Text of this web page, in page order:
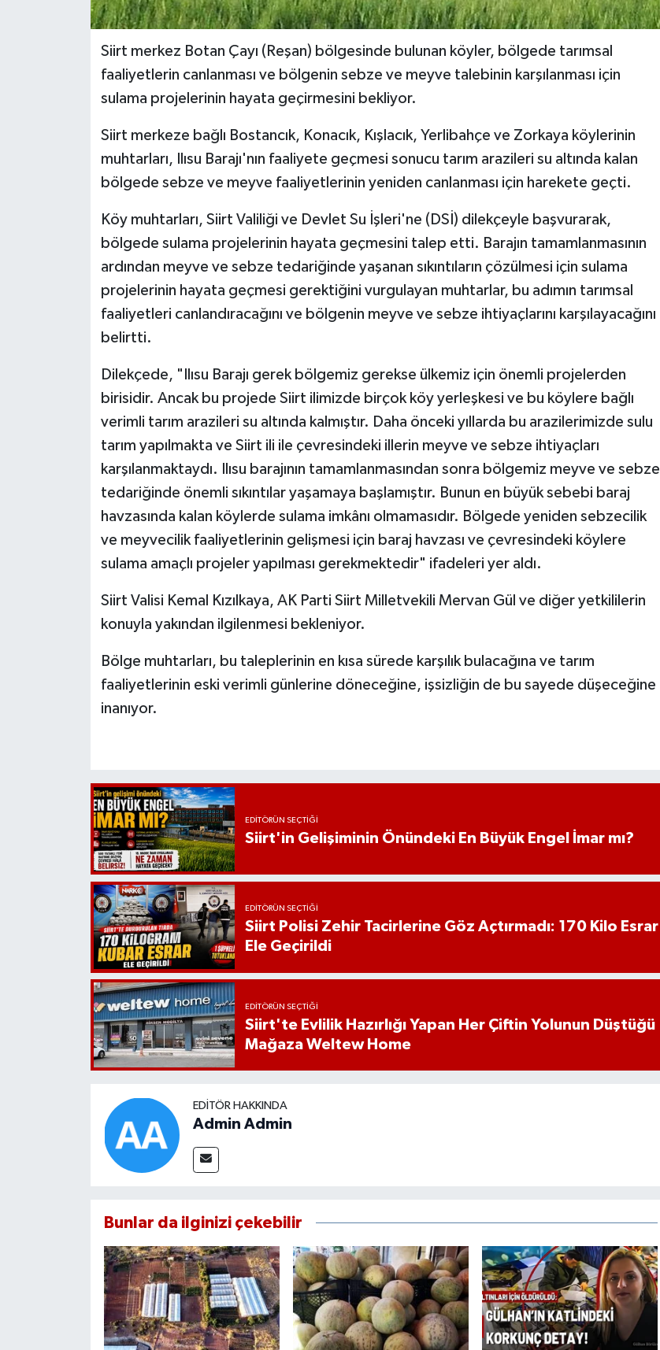
Siirt merkez Botan Çayı (Reşan) bölgesinde bulunan köyler, bölgede tarımsal
faaliyetlerin canlanması ve bölgenin sebze ve meyve talebinin karşılanması için
sulama projelerinin hayata geçirmesini bekliyor.
Siirt merkeze bağlı Bostancık, Konacık, Kışlacık, Yerlibahçe ve Zorkaya köylerinin
muhtarları, Ilısu Barajı'nın faaliyete geçmesi sonucu tarım arazileri su altında kalan
bölgede sebze ve meyve faaliyetlerinin yeniden canlanması için harekete geçti.
Köy muhtarları, Siirt Valiliği ve Devlet Su İşleri'ne (DSİ) dilekçeyle başvurarak,
bölgede sulama projelerinin hayata geçmesini talep etti. Barajın tamamlanmasının
ardından meyve ve sebze tedariğinde yaşanan sıkıntıların çözülmesi için sulama
projelerinin hayata geçmesi gerektiğini vurgulayan muhtarlar, bu adımın tarımsal
faaliyetleri canlandıracağını ve bölgenin meyve ve sebze ihtiyaçlarını karşılayacağını
belirtti.
Dilekçede, "Ilısu Barajı gerek bölgemiz gerekse ülkemiz için önemli projelerden
birisidir. Ancak bu projede Siirt ilimizde birçok köy yerleşkesi ve bu köylere bağlı
verimli tarım arazileri su altında kalmıştır. Daha önceki yıllarda bu arazilerimizde sulu
tarım yapılmakta ve Siirt ili ile çevresindeki illerin meyve ve sebze ihtiyaçları
karşılanmaktaydı. Ilısu barajının tamamlanmasından sonra bölgemiz meyve ve sebze
tedariğinde önemli sıkıntılar yaşamaya başlamıştır. Bunun en büyük sebebi baraj
havzasında kalan köylerde sulama imkânı olmamasıdır. Bölgede yeniden sebzecilik
ve meyvecilik faaliyetlerinin gelişmesi için baraj havzası ve çevresindeki köylere
sulama amaçlı projeler yapılması gerekmektedir" ifadeleri yer aldı.
Siirt Valisi Kemal Kızılkaya, AK Parti Siirt Milletvekili Mervan Gül ve diğer yetkililerin
konuyla yakından ilgilenmesi bekleniyor.
Bölge muhtarları, bu taleplerinin en kısa sürede karşılık bulacağına ve tarım
faaliyetlerinin eski verimli günlerine döneceğine, işsizliğin de bu sayede düşeceğine
inanıyor.
EDITÖRÜN SEÇTIĞI
Siirt'in Gelişiminin Önündeki En Büyük Engel İmar mı?
EDITÖRÜN SEÇTIĞI
Siirt Polisi Zehir Tacirlerine Göz Açtırmadı: 170 Kilo Esrar
Ele Geçirildi
EDITÖRÜN SEÇTIĞI
Siirt'te Evlilik Hazırlığı Yapan Her Çiftin Yolunun Düştüğü
Mağaza Weltew Home
EDITÖR HAKKINDA
Admin Admin
Bunlar da ilginizi çekebilir